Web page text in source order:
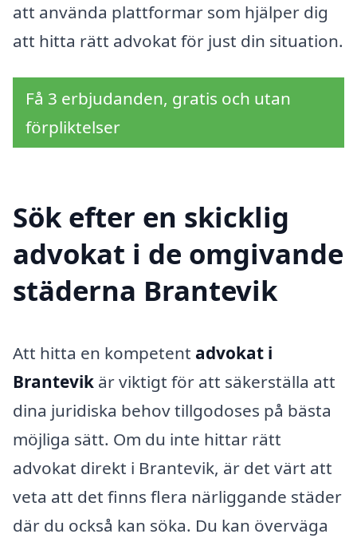
att använda plattformar som hjälper dig
att hitta rätt advokat för just din situation.
Få 3 erbjudanden, gratis och utan
förpliktelser
Sök efter en skicklig
advokat i de omgivande
städerna Brantevik
Att hitta en kompetent advokat i
Brantevik är viktigt för att säkerställa att
dina juridiska behov tillgodoses på bästa
möjliga sätt. Om du inte hittar rätt
advokat direkt i Brantevik, är det värt att
veta att det finns flera närliggande städer
där du också kan söka. Du kan överväga